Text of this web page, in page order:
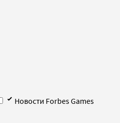
Новости Forbes Games